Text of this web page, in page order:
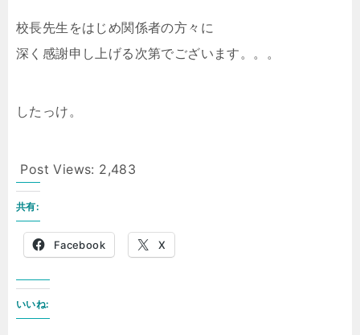
校長先生をはじめ関係者の方々に
深く感謝申し上げる次第でございます。。。
したっけ。
Post Views: 2,483
共有:
Facebook X
いいね: